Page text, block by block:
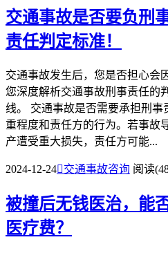
交通事故是否要负刑
责任判定标准！
交通事故发生后，您是否担心会
您深度解析交通事故刑事责任的
线。 交通事故是否需要承担刑事
重程度和责任方的行为。若事故
产遭受重大损失，责任方可能...
2024-12-24交通事故咨询 阅读
被撞后无钱医治，能
医疗费？